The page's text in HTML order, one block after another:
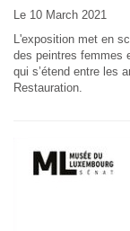
Le 10 March 2021
L'exposition met en
des peintres femmes
qui s’étend entre les
Restauration.